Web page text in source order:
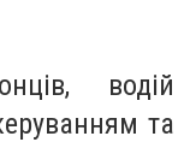
водiй
та